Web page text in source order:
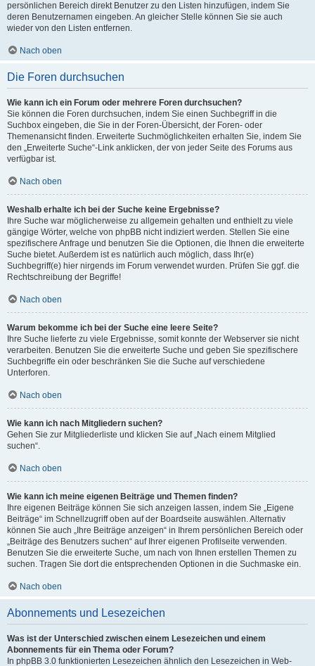
persönlichen Bereich direkt Benutzer zu den Listen hinzufügen, indem Sie
deren Benutzernamen eingeben. An gleicher Stelle können Sie sie auch
wieder von den Listen entfernen.
Nach oben
Die Foren durchsuchen
Wie kann ich ein Forum oder mehrere Foren durchsuchen?
Sie können die Foren durchsuchen, indem Sie einen Suchbegriff in die
Suchbox eingeben, die Sie in der Foren-Übersicht, der Foren- oder
Themenansicht finden. Erweiterte Suchmöglichkeiten erhalten Sie, indem Sie
den „Erweiterte Suche“-Link anklicken, der von jeder Seite des Forums aus
verfügbar ist.
Nach oben
Weshalb erhalte ich bei der Suche keine Ergebnisse?
Ihre Suche war möglicherweise zu allgemein gehalten und enthielt zu viele
gängige Wörter, welche von phpBB nicht indiziert werden. Stellen Sie eine
spezifischere Anfrage und benutzen Sie die Optionen, die Ihnen die erweiterte
Suche bietet. Außerdem ist es natürlich auch möglich, dass Ihr(e)
Suchbegriff(e) hier nirgends im Forum verwendet wurden. Prüfen Sie ggf. die
Rechtschreibung der Begriffe!
Nach oben
Warum bekomme ich bei der Suche eine leere Seite?
Ihre Suche lieferte zu viele Ergebnisse, somit konnte der Webserver sie nicht
verarbeiten. Benutzen Sie die erweiterte Suche und geben Sie spezifischere
Suchbegriffe ein oder beschränken Sie die Suche auf verschiedene
Unterforen.
Nach oben
Wie kann ich nach Mitgliedern suchen?
Gehen Sie zur Mitgliederliste und klicken Sie auf „Nach einem Mitglied
suchen“.
Nach oben
Wie kann ich meine eigenen Beiträge und Themen finden?
Ihre eigenen Beiträge können Sie sich anzeigen lassen, indem Sie „Eigene
Beiträge“ im Schnellzugriff oben auf der Boardseite auswählen. Alternativ
können Sie auch „Ihre Beiträge anzeigen“ in Ihrem persönlichen Bereich oder
„Beiträge des Benutzers suchen“ auf Ihrer eigenen Profilseite verwenden.
Benutzen Sie die erweiterte Suche, um nach von Ihnen erstellen Themen zu
suchen. Tragen Sie dort die entsprechenden Optionen in die Suchmaske ein.
Nach oben
Abonnements und Lesezeichen
Was ist der Unterschied zwischen einem Lesezeichen und einem
Abonnements für ein Thema oder Forum?
In phpBB 3.0 funktionierten Lesezeichen ähnlich den Lesezeichen in Web-